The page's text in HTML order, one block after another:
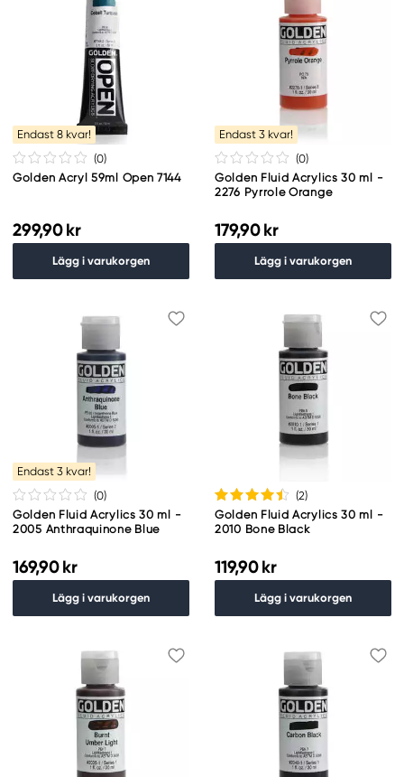
Endast 8 kvar!
(0)
Golden Acryl 59ml Open 7144
299,90 kr
Lägg i varukorgen
Endast 3 kvar!
(0)
Golden Fluid Acrylics 30 ml -
2276 Pyrrole Orange
179,90 kr
Lägg i varukorgen
Endast 3 kvar!
(0)
Golden Fluid Acrylics 30 ml -
2005 Anthraquinone Blue
169,90 kr
Lägg i varukorgen
(2)
Golden Fluid Acrylics 30 ml -
2010 Bone Black
119,90 kr
Lägg i varukorgen